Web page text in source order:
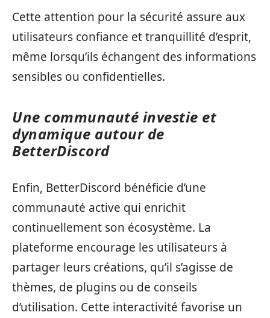
Cette attention pour la sécurité assure aux
utilisateurs confiance et tranquillité d’esprit,
même lorsqu’ils échangent des informations
sensibles ou confidentielles.
Une communauté investie et
dynamique autour de
BetterDiscord
Enfin, BetterDiscord bénéficie d’une
communauté active qui enrichit
continuellement son écosystème. La
plateforme encourage les utilisateurs à
partager leurs créations, qu’il s’agisse de
thèmes, de plugins ou de conseils
d’utilisation. Cette interactivité favorise un